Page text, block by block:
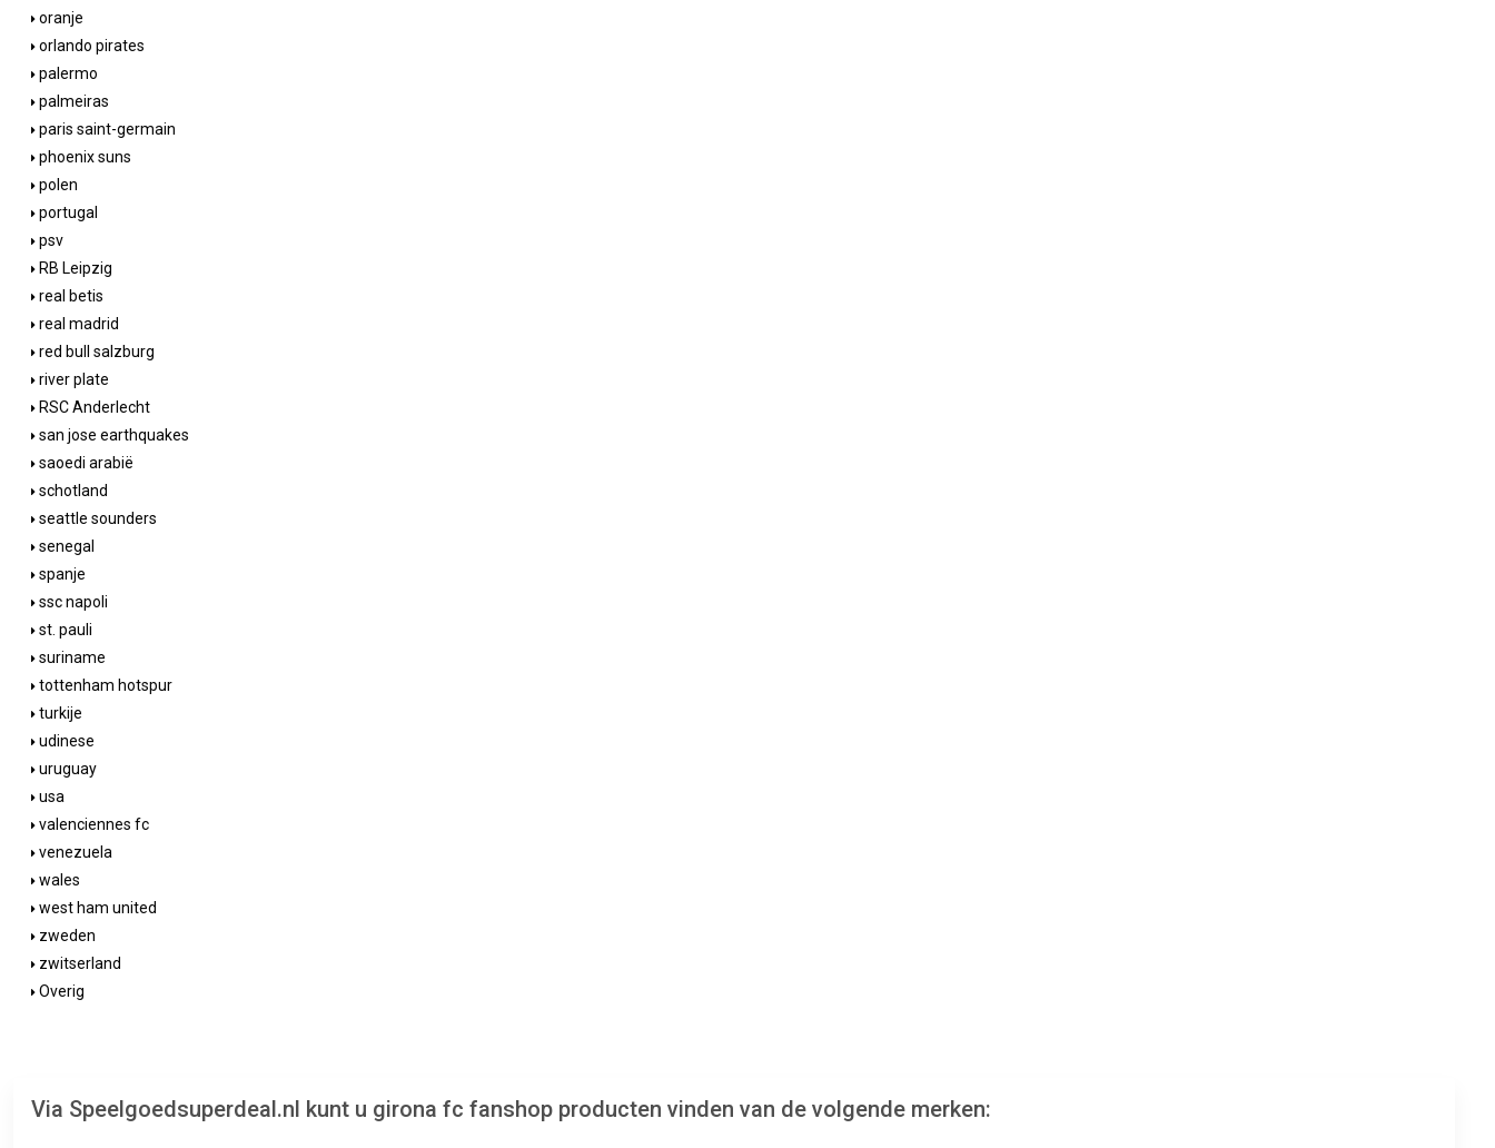
oranje
orlando pirates
palermo
palmeiras
paris saint-germain
phoenix suns
polen
portugal
psv
RB Leipzig
real betis
real madrid
red bull salzburg
river plate
RSC Anderlecht
san jose earthquakes
saoedi arabië
schotland
seattle sounders
senegal
spanje
ssc napoli
st. pauli
suriname
tottenham hotspur
turkije
udinese
uruguay
usa
valenciennes fc
venezuela
wales
west ham united
zweden
zwitserland
Overig
Via Speelgoedsuperdeal.nl kunt u girona fc fanshop producten vinden van de volgende merken: